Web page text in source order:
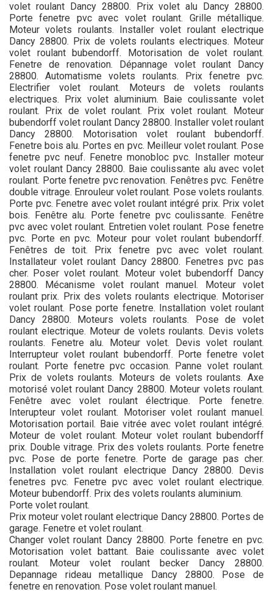
volet roulant Dancy 28800. Prix volet alu Dancy 28800.
Porte fenetre pvc avec volet roulant. Grille métallique.
Moteur volets roulants. Installer volet roulant electrique
Dancy 28800. Prix de volets roulants electriques. Moteur
volet roulant bubendorff. Motorisation de volet roulant.
Fenetre de renovation. Dépannage volet roulant Dancy
28800. Automatisme volets roulants. Prix fenetre pvc.
Electrifier volet roulant. Moteurs de volets roulants
electriques. Prix volet aluminium. Baie coulissante volet
roulant. Prix de volet roulant. Prix volet roulant. Moteur
bubendorff volet roulant Dancy 28800. Installer volet roulant
Dancy 28800. Motorisation volet roulant bubendorff.
Fenetre bois alu. Portes en pvc. Meilleur volet roulant. Pose
fenetre pvc neuf. Fenetre monobloc pvc. Installer moteur
volet roulant Dancy 28800. Baie coulissante alu avec volet
roulant. Porte fenetre pvc renovation. Fenêtres pvc. Fenêtre
double vitrage. Enrouleur volet roulant. Pose volets roulants.
Porte pvc. Fenetre avec volet roulant intégré prix. Prix volet
bois. Fenêtre alu. Porte fenetre pvc coulissante. Fenêtre
pvc avec volet roulant. Entretien volet roulant. Pose fenetre
pvc. Porte en pvc. Moteur pour volet roulant bubendorff.
Fenêtres de toit. Prix fenetre pvc avec volet roulant.
Installateur volet roulant Dancy 28800. Fenetres pvc pas
cher. Poser volet roulant. Moteur volet bubendorff Dancy
28800. Mécanisme volet roulant manuel. Moteur volet
roulant prix. Prix des volets roulants electrique. Motoriser
volet roulant. Pose porte fenetre. Installation volet roulant
Dancy 28800. Moteurs volets roulants. Pose de volet
roulant electrique. Moteur de volets roulants. Devis volets
roulants. Fenetre alu. Moteur volet. Devis volet roulant.
Interrupteur volet roulant bubendorff. Porte fenetre volet
roulant. Porte fenetre pvc occasion. Panne volet roulant.
Prix de volets roulants. Moteurs de volets roulants. Axe
motorisé volet roulant Dancy 28800. Moteur volets roulant.
Fenêtre avec volet roulant électrique. Porte fenetre.
Interupteur volet roulant. Motoriser volet roulant manuel.
Motorisation portail. Baie vitrée avec volet roulant intégré.
Moteur de volet roulant. Moteur volet roulant bubendorff
prix. Double vitrage. Prix des volets roulants. Porte fenetre
pvc. Pose de porte fenetre. Porte de garage pas cher.
Installation volet roulant electrique Dancy 28800. Devis
fenetres pvc. Fenetre pvc avec volet roulant electrique.
Moteur bubendorff. Prix des volets roulants aluminium.
Porte volet roulant.
Prix moteur volet roulant electrique Dancy 28800. Portes de
garage. Fenetre et volet roulant.
Changer volet roulant Dancy 28800. Porte fenetre en pvc.
Motorisation volet battant. Baie coulissante avec volet
roulant. Moteur volet roulant becker Dancy 28800.
Depannage rideau metallique Dancy 28800. Pose de
fenetre en renovation. Pose volet roulant manuel.